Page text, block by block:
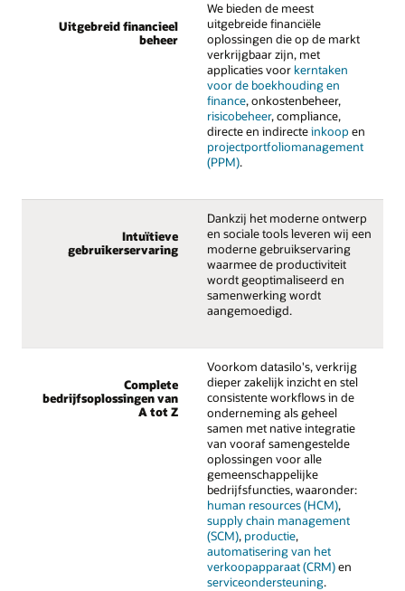
Uitgebreid financieel
beheer
We bieden de meest
uitgebreide financiële
oplossingen die op de markt
verkrijgbaar zijn, met
applicaties voor kerntaken
voor de boekhouding en
finance, onkostenbeheer,
risicobeheer, compliance,
directe en indirecteinkoop en
projectportfoliomanagement
(PPM).
Intuïtieve
gebruikerservaring
Dankzij het moderne ontwerp
en sociale tools leveren wij een
moderne gebruikservaring
waarmee de productiviteit
wordt geoptimaliseerd en
samenwerking wordt
aangemoedigd.
Complete
bedrijfsoplossingen van
A tot Z
Voorkom datasilo's, verkrijg
dieper zakelijk inzicht en stel
consistente workflows in de
onderneming als geheel
samen met native integratie
van vooraf samengestelde
oplossingen voor alle
gemeenschappelijke
bedrijfsfuncties, waaronder:
human resources (HCM),
supply chain management
(SCM), productie,
automatisering van het
verkoopapparaat (CRM)en
serviceondersteuning.